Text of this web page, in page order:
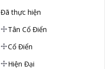
Đã thực hiện
Tân Cổ Điển
Cổ Điển
Hiện Đại